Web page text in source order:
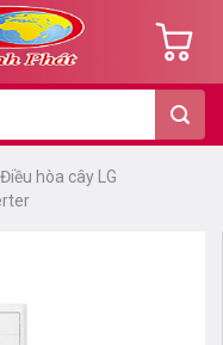
Điều hòa cây LG